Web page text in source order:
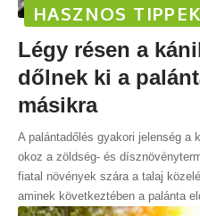
HASZNOS TIPPEK
Légy résen a
dőlnek ki a
másikra
A palántadőlés gyakori jelenség a
okoz a zöldség- és
fiatal növények szára a talaj
aminek következtében a palánta